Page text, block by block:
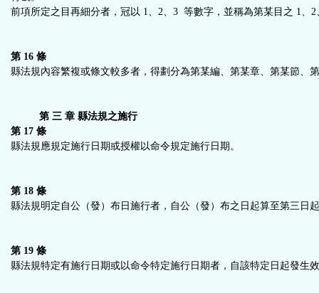
前項所定之目再細分者，冠以 1、2、3 等數字，並稱為第某目之 1、2
第 16 條
縣法規內容繁複或條文較多者，得劃分為第某編、第某章、第某節、
第 三 章 縣法規之施行
第 17 條
縣法規應規定施行日期或授權以命令規定施行日期。
第 18 條
縣法規明定自公（發）布日施行者，自公（發）布之日起算至第三日
第 19 條
縣法規特定有施行日期或以命令特定施行日期者，自該特定日起發生